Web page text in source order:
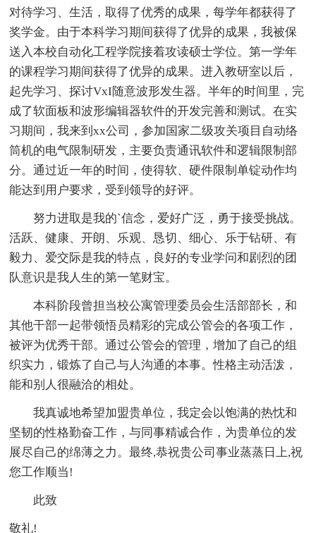
对待学习、生活，取得了优秀的成果，每学年都获得了
奖学金。由于本科学习期间获得了优异的成果，我被保
送入本校自动化工程学院接着攻读硕士学位。第一学年
的课程学习期间获得了优异的成果。进入教研室以后，
起先学习、探讨VxI随意波形发生器。半年的时间里，完
成了软面板和波形编辑器软件的开发完善和测试。在实
习期间，我来到xx公司，参加国家二级攻关项目自动络
筒机的电气限制研发，主要负责通讯软件和逻辑限制部
分。通过近一年的时间，使得软、硬件限制单锭动作均
能达到用户要求，受到领导的好评。
努力进取是我的`信念，爱好广泛，勇于接受挑战。
活跃、健康、开朗、乐观、恳切、细心、乐于钻研、有
毅力、爱交际是我的特点，良好的专业学问和剧烈的团
队意识是我人生的第一笔财宝。
本科阶段曾担当校公寓管理委员会生活部部长，和
其他干部一起带领悟员精彩的完成公管会的各项工作，
被评为优秀干部。通过公管会的管理，增加了自己的组
织实力，锻炼了自己与人沟通的本事。性格主动活泼，
能和别人很融洽的相处。
我真诚地希望加盟贵单位，我定会以饱满的热忱和
坚韧的性格勤奋工作，与同事精诚合作，为贵单位的发
展尽自己的绵薄之力。最终,恭祝贵公司事业蒸蒸日上,祝
您工作顺当!
此致
敬礼!